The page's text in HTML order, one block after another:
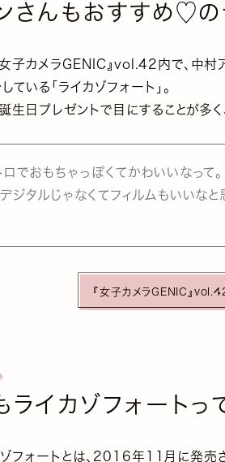
さんもおすすめ♡の
子カメラGENIC』vol.42内で、中村
ている「ライカゾフォート」。
生日プレゼントで目にすることが多く
ロでおもちゃっぽくてかわいいなって
デジタルじゃなくてフィルムもいいなと
『女子カメラGENIC』
ライカゾフォートっ
フォートとは、2016年11月に発売